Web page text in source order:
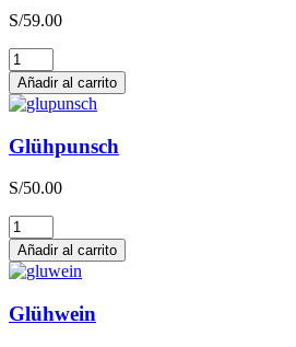
S/59.00
Relax
Zero
Chardonnay
cantidad
Añadir al carrito
Glühpunsch
S/50.00
Glühpunsch
cantidad
Añadir al carrito
Glühwein